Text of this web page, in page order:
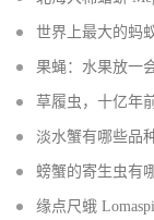
世界上最大的蚂
果蝇：水果放一
草履虫，十亿年
淡水蟹有哪些品
螃蟹的寄生虫有
缘点尺蛾